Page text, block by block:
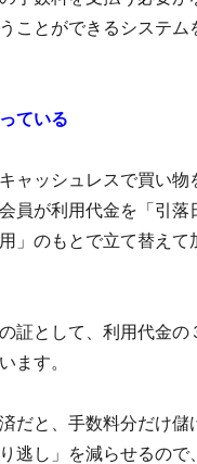
ことができるシステ
ている
ャッシュレスで買い物
員が利用代金を「引落
」のもとで立て替えて
証として、利用代金の
ます。
だと、手数料分だけ
逃し」を減らせるの